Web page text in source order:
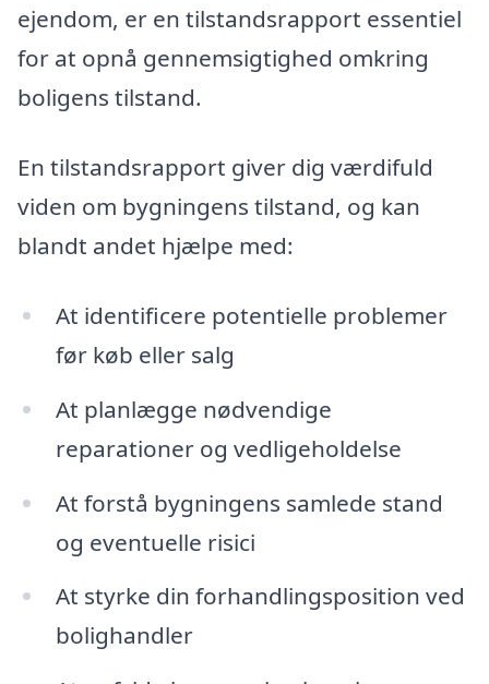
ejendom, er en tilstandsrapport essentiel
for at opnå gennemsigtighed omkring
boligens tilstand.
En tilstandsrapport giver dig værdifuld
viden om bygningens tilstand, og kan
blandt andet hjælpe med:
At identificere potentielle problemer
før køb eller salg
At planlægge nødvendige
reparationer og vedligeholdelse
At forstå bygningens samlede stand
og eventuelle risici
At styrke din forhandlingsposition ved
bolighandler